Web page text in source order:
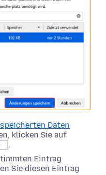
Daten
klicken Sie auf
.
Eintrag
Sie diesen Eintrag